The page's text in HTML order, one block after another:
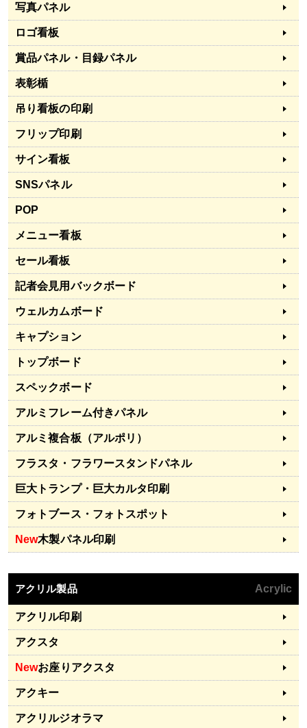
写真パネル
ロゴ看板
賞品パネル・目録パネル
表彰楯
吊り看板の印刷
フリップ印刷
サイン看板
SNSパネル
POP
メニュー看板
セール看板
記者会見用バックボード
ウェルカムボード
キャプション
トップボード
スペックボード
アルミフレーム付きパネル
アルミ複合板（アルポリ）
フラスタ・フラワースタンドパネル
巨大トランプ・巨大カルタ印刷
フォトブース・フォトスポット
New木製パネル印刷
アクリル製品 Acrylic
アクリル印刷
アクスタ
Newお座りアクスタ
アクキー
アクリルジオラマ